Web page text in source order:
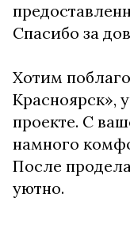
Спасибо за
Хотим
Красноярск»,
проекте. С
намного
После
уютно.